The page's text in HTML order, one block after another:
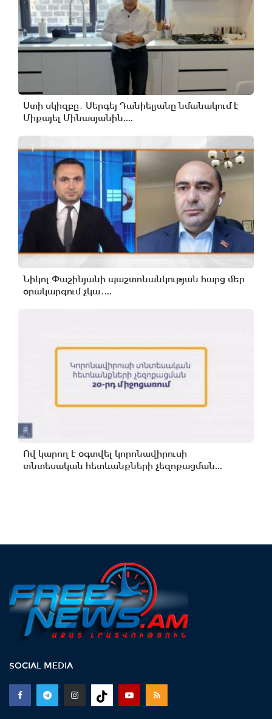
Ստի սկիզբը․ Սերգեյ Դանիելյանը նմանակում է
Միքայել Մինասյանին....
Նիկոլ Փաշինյանի պաշտոնանկության հարց մեր
օրակարգում չկա․...
Ով կարող է օգտվել կորոնավիրուսի
տնտեսական հետևանքների չեզոքացման...
SOCIAL MEDIA